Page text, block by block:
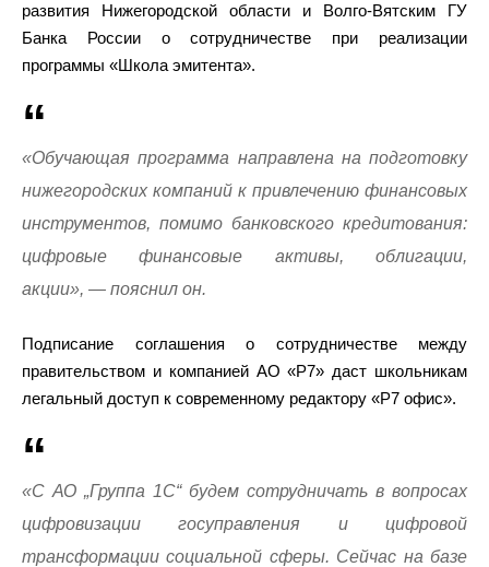
развития Нижегородской области и Волго-Вятским ГУ
Банка России о сотрудничестве при реализации
программы «Школа эмитента».
«Обучающая программа направлена на подготовку
нижегородских компаний к привлечению финансовых
инструментов, помимо банковского кредитования:
цифровые финансовые активы, облигации,
акции», — пояснил он.
Подписание соглашения о сотрудничестве между
правительством и компанией АО «Р7» даст школьникам
легальный доступ к современному редактору «Р7 офис».
«С АО „Группа 1С“ будем сотрудничать в вопросах
цифровизации госуправления и цифровой
трансформации социальной сферы. Сейчас на базе